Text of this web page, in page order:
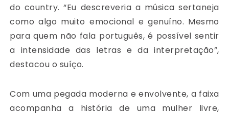
do country. “Eu descreveria a música sertaneja
como algo muito emocional e genuíno. Mesmo
para quem não fala português, é possível sentir
a intensidade das letras e da interpretação”,
destacou o suíço.
Com uma pegada moderna e envolvente, a faixa
acompanha a história de uma mulher livre,